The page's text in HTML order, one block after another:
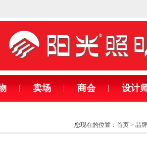
卖场 商会 设计
您现在的位置： 首页 > 品牌